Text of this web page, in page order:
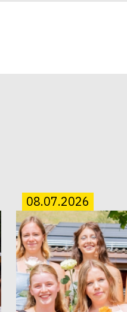
08.07.2026